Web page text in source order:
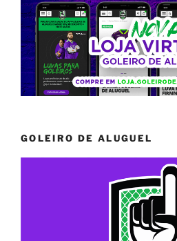
GOLEIRO DE ALUGUEL